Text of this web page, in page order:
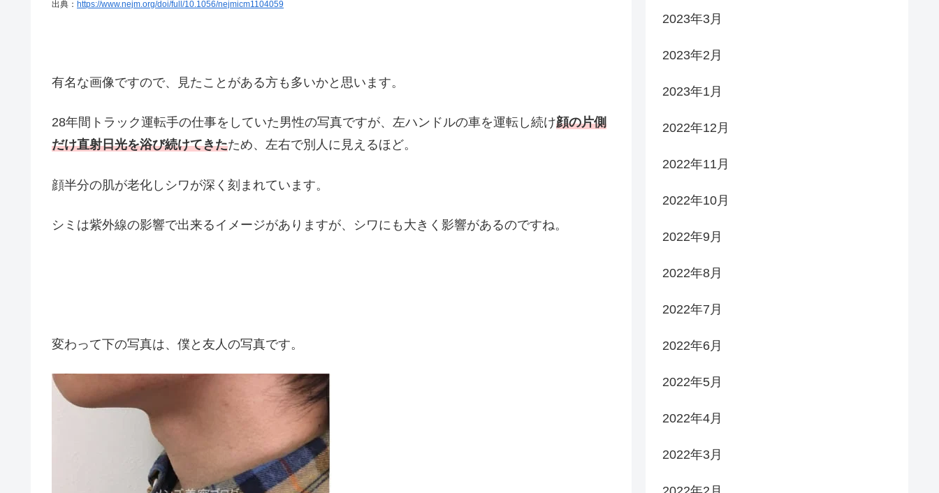
出典： https://www.nejm.org/doi/full/10.1056/nejmicm1104059
有名な画像ですので、見たことがある方も多いかと思います。
28年間トラック運転手の仕事をしていた男性の写真ですが、左ハンドルの車を運転し続け顔の片側
だけ直射日光を浴び続けてきたため、左右で別人に見えるほど。
顔半分の肌が老化しシワが深く刻まれています。
シミは紫外線の影響で出来るイメージがありますが、シワにも大きく影響があるのですね。
変わって下の写真は、僕と友人の写真です。
2023年3月
2023年2月
2023年1月
2022年12月
2022年11月
2022年10月
2022年9月
2022年8月
2022年7月
2022年6月
2022年5月
2022年4月
2022年3月